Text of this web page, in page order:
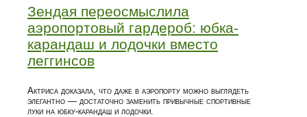
Зендая переосмыслила
аэропортовый гардероб: юбка-
карандаш и лодочки вместо
леггинсов
Актриса доказала, что даже в аэропорту можно выглядеть
элегантно — достаточно заменить привычные спортивные
луки на юбку-карандаш и лодочки.